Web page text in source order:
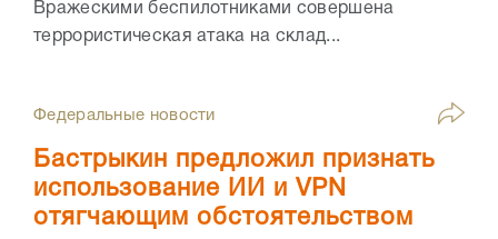
Вражескими беспилотниками совершена
террористическая атака на склад...
Федеральные новости
Бастрыкин предложил признать
использование ИИ и VPN
отягчающим обстоятельством